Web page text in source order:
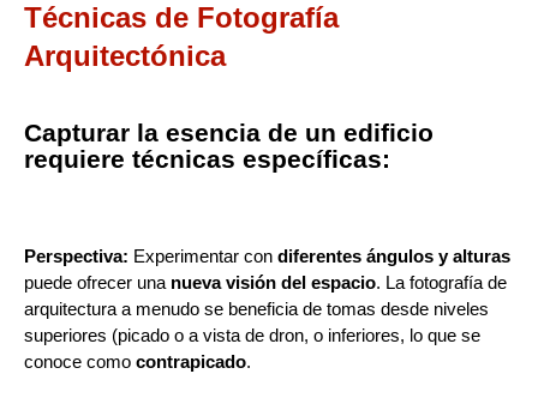
Técnicas de Fotografía
Arquitectónica
Capturar la esencia de un edificio
requiere técnicas específicas:
Perspectiva: Experimentar con diferentes ángulos y alturas
puede ofrecer una nueva visión del espacio. La fotografía de
arquitectura a menudo se beneficia de tomas desde niveles
superiores (picado o a vista de dron, o inferiores, lo que se
conoce como contrapicado.